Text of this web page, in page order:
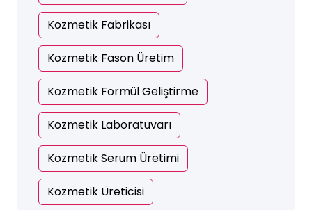
Kozmetik Fabrikası
Kozmetik Fason Üretim
Kozmetik Formül Geliştirme
Kozmetik Laboratuvarı
Kozmetik Serum Üretimi
Kozmetik Üreticisi